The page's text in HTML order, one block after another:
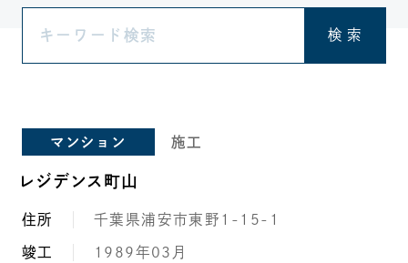
検 索
マンション 施工
レジデンス町山
住所 千葉県浦安市東野1-15-1
竣工 1989年03月